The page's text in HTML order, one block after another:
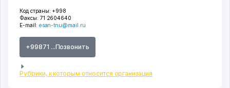
Код страны: +998
Факсы: 71 2604640
E-mail: esan-tnu@mail.ru
+99871 ...Позвонить
Рубрики, к которым относится организация